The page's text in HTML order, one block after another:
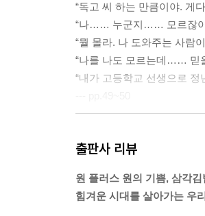
“독고 씨 하는 만큼이야. 게
“나…… 누군지…… 모르잖
“뭘 몰라. 나 도와주는 사람
“나를 나도 모르는데…… 믿
“내가 고등학교 선생으로
“가, 간밤에 담배 손님 많아
독고 씨가 마치 구구단 외
“됐고요, 그걸 하루에 다 외
출판사 리뷰
원 플러스 원의 기쁨, 삼각
힘겨운 시대를 살아가는 우